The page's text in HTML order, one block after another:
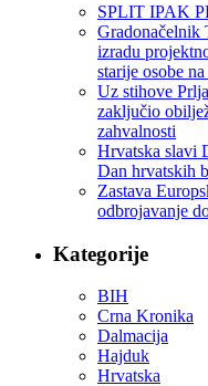
SPLIT IPAK
Gradonačelnik
izradu
starije osobe
Uz stihove
zaključio
zahvalnosti
Hrvatska slavi
Dan hrvatskih
Zastava
odbrojavanje
Kategorije
BIH
Crna Kronika
Dalmacija
Hajduk
Hrvatska